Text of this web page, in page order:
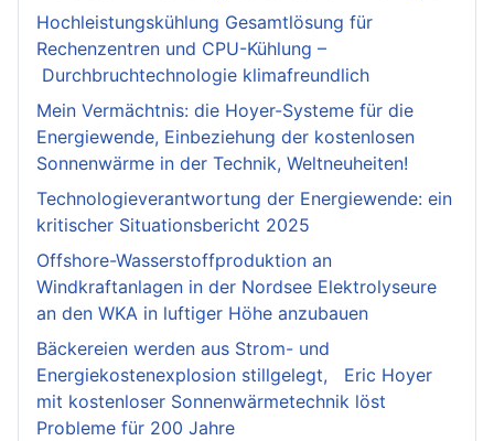
Hochleistungskühlung Gesamtlösung für
Rechenzentren und CPU-Kühlung –
Durchbruchtechnologie klimafreundlich
Mein Vermächtnis: die Hoyer-Systeme für die
Energiewende, Einbeziehung der kostenlosen
Sonnenwärme in der Technik, Weltneuheiten!
Technologieverantwortung der Energiewende: ein
kritischer Situationsbericht 2025
Offshore-Wasserstoffproduktion an
Windkraftanlagen in der Nordsee Elektrolyseure
an den WKA in luftiger Höhe anzubauen
Bäckereien werden aus Strom- und
Energiekostenexplosion stillgelegt, Eric Hoyer
mit kostenloser Sonnenwärmetechnik löst
Probleme für 200 Jahre